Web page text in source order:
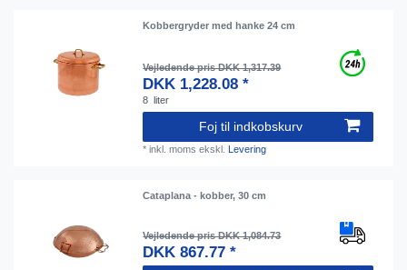
Kobbergryder med hanke 24 cm
Vejledende pris DKK 1,317.39
DKK 1,228.08 *
8 liter
Foj til indkobskurv
*inkl. moms ekskl. Levering
Cataplana - kobber, 30 cm
Vejledende pris DKK 1,084.73
DKK 867.77 *